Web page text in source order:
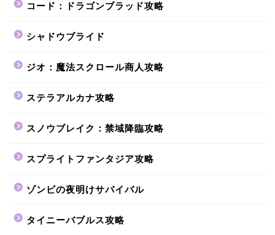
コード：ドラゴンブラッド攻略
シャドウブライド
ジオ：魔法スクロール商人攻略
ステラアルカナ攻略
スノウブレイク：禁域降臨攻略
スプライトファンタジア攻略
ゾンビの夜明けサバイバル
タイニーバブルス攻略